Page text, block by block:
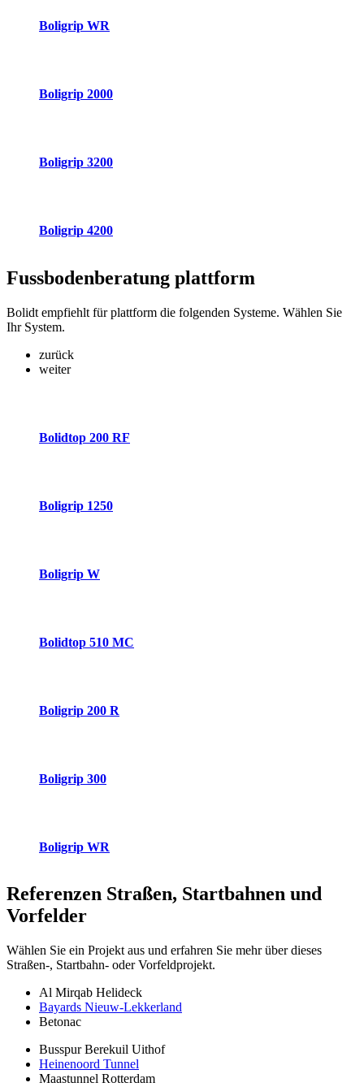
Boligrip WR
Boligrip 2000
Boligrip 3200
Boligrip 4200
Fussbodenberatung plattform
Bolidt empfiehlt für plattform die folgenden Systeme. Wählen Sie
Ihr System.
zurück
weiter
Bolidtop 200 RF
Boligrip 1250
Boligrip W
Bolidtop 510 MC
Boligrip 200 R
Boligrip 300
Boligrip WR
Referenzen Straßen, Startbahnen und
Vorfelder
Wählen Sie ein Projekt aus und erfahren Sie mehr über dieses
Straßen-, Startbahn- oder Vorfeldprojekt.
Al Mirqab Helideck
Bayards Nieuw-Lekkerland
Betonac
Busspur Berekuil Uithof
Heinenoord Tunnel
Maastunnel Rotterdam